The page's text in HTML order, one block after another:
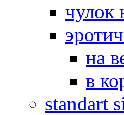
чулок
на
в
standart